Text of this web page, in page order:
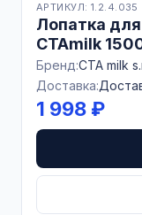
АРТИКУЛ: 1.2.4.035
Лопатка
CTAmilk
Бренд:CTA milk
Доставка:
1 998 ₽